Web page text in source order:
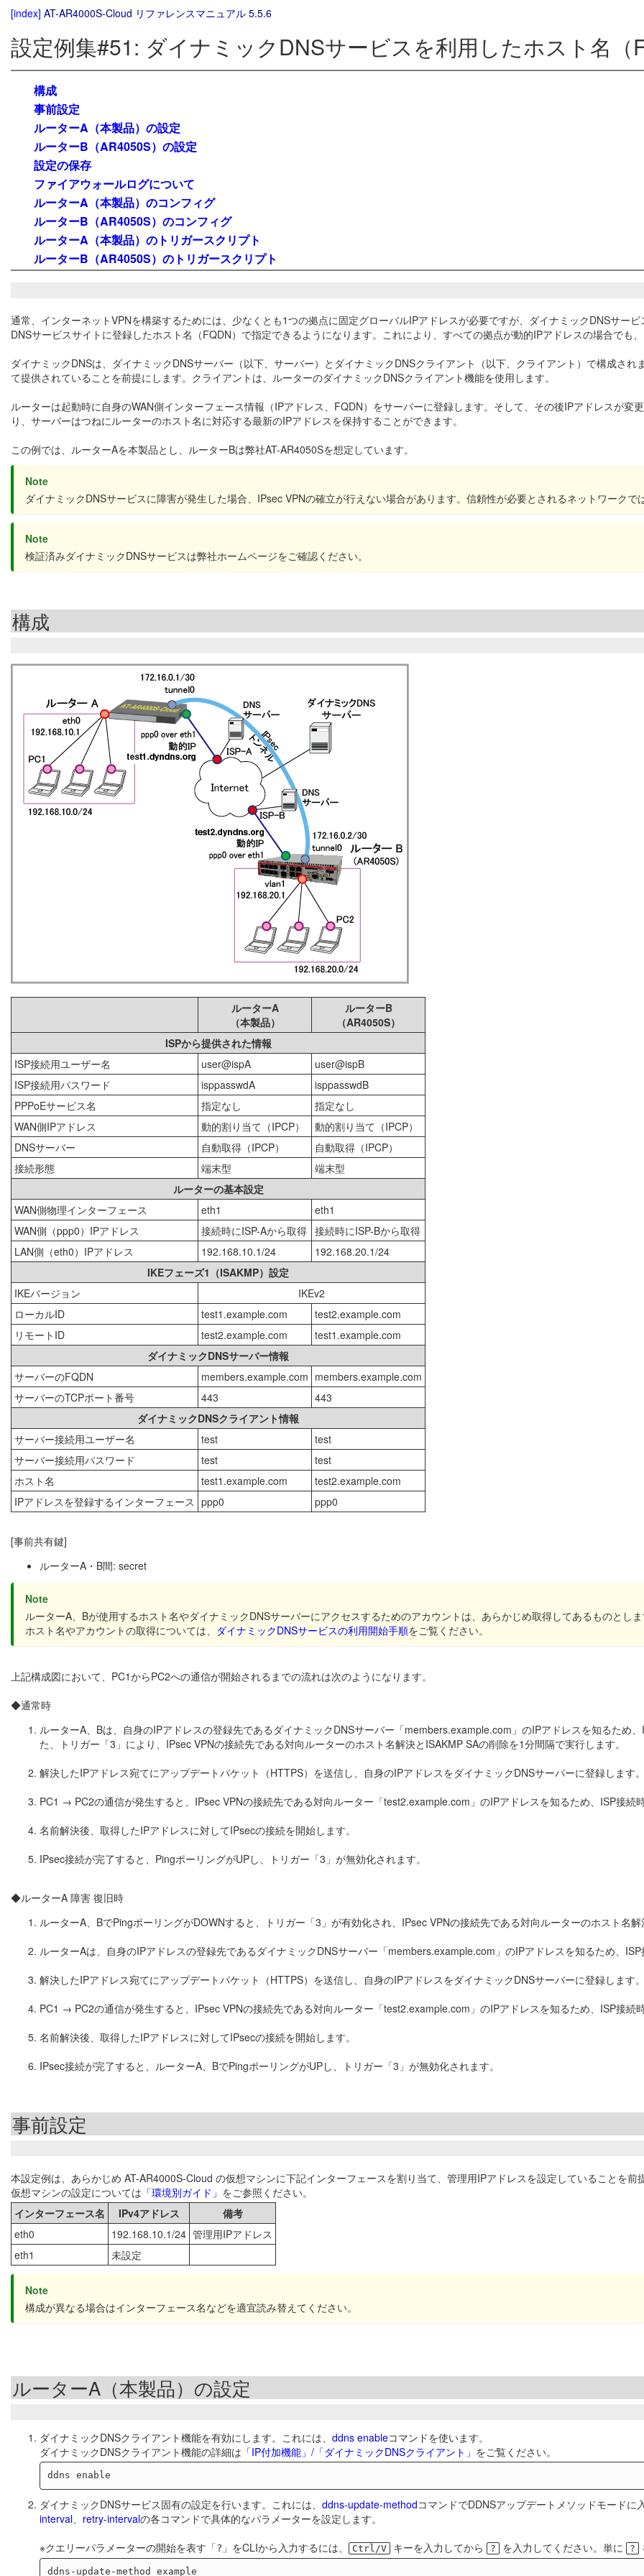
[index] AT-AR4000S-Cloud リファレンスマニュアル 5.5.6
設定例集#51: ダイナミックDNSサービスを利用したホスト名（
構成
事前設定
ルーターA（本製品）の設定
ルーターB（AR4050S）の設定
設定の保存
ファイアウォールログについて
ルーターA（本製品）のコンフィグ
ルーターB（AR4050S）のコンフィグ
ルーターA（本製品）のトリガースクリプト
ルーターB（AR4050S）のトリガースクリプト
通常、インターネットVPNを構築するためには、少なくとも1つの拠点に固定グローバルIPアドレスが必要ですが、ダイナミックDNSサー
DNSサービスサイトに登録したホスト名（FQDN）で指定できるようになります。これにより、すべての拠点が動的IPアドレスの場合でも
ダイナミックDNSは、ダイナミックDNSサーバー（以下、サーバー）とダイナミックDNSクライアント（以下、クライアント）で構成さ
て提供されていることを前提にします。クライアントは、ルーターのダイナミックDNSクライアント機能を使用します。
ルーターは起動時に自身のWAN側インターフェース情報（IPアドレス、FQDN）をサーバーに登録します。そして、その後IPアドレスが変
り、サーバーはつねにルーターのホスト名に対応する最新のIPアドレスを保持することができます。
この例では、ルーターAを本製品とし、ルーターBは弊社AT-AR4050Sを想定しています。
Note
ダイナミックDNSサービスに障害が発生した場合、IPsec VPNの確立が行えない場合があります。信頼性が必要とされるネットワークで
Note
検証済みダイナミックDNSサービスは弊社ホームページをご確認ください。
構成
ルーターA
（本製品）
ルーターB
（AR4050S）
ISPから提供された情報
ISP接続用ユーザー名
user@ispA
user@ispB
ISP接続用パスワード
isppasswdA
isppasswdB
PPPoEサービス名
指定なし
指定なし
WAN側IPアドレス
動的割り当て（IPCP）
動的割り当て（IPCP）
DNSサーバー
自動取得（IPCP）
自動取得（IPCP）
接続形態
端末型
端末型
ルーターの基本設定
WAN側物理インターフェース
eth1
eth1
WAN側（ppp0）IPアドレス
接続時にISP-Aから取得 接続時にISP-Bから取得
LAN側（eth0）IPアドレス
192.168.10.1/24
192.168.20.1/24
IKEフェーズ1（ISAKMP）設定
IKEバージョン
IKEv2
ローカルID
test1.example.com
test2.example.com
リモートID
test2.example.com
test1.example.com
ダイナミックDNSサーバー情報
サーバーのFQDN
members.example.com members.example.com
サーバーのTCPポート番号
443
443
ダイナミックDNSクライアント情報
サーバー接続用ユーザー名
test
test
サーバー接続用パスワード
test
test
ホスト名
test1.example.com
test2.example.com
IPアドレスを登録するインターフェース ppp0 ppp0
[事前共有鍵]
ルーターA・B間: secret
Note
ルーターA、Bが使用するホスト名やダイナミックDNSサーバーにアクセスするためのアカウントは、あらかじめ取得してあるものとしま
ホスト名やアカウントの取得については、 ダイナミックDNSサービスの利用開始手順をご覧ください。
上記構成図において、PC1からPC2への通信が開始されるまでの流れは次のようになります。
◆通常時
ルーターA、Bは、自身のIPアドレスの登録先であるダイナミックDNSサーバー「members.example.com」のIPアドレスを知るため
た、トリガー「3」により、IPsec VPNの接続先である対向ルーターのホスト名解決とISAKMP SAの削除を1分間隔で実行します。
解決したIPアドレス宛てにアップデートパケット（HTTPS）を送信し、自身のIPアドレスをダイナミックDNSサーバーに登録します。
PC1 → PC2の通信が発生すると、IPsec VPNの接続先である対向ルーター「test2.example.com」のIPアドレスを知るため、ISP接続
名前解決後、取得したIPアドレスに対してIPsecの接続を開始します。
IPsec接続が完了すると、PingポーリングがUPし、トリガー「3」が無効化されます。
◆ルーターA 障害 復旧時
ルーターA、BでPingポーリングがDOWNすると、トリガー「3」が有効化され、IPsec VPNの接続先である対向ルーターのホスト名解
ルーターAは、自身のIPアドレスの登録先であるダイナミックDNSサーバー「members.example.com」のIPアドレスを知るため、
解決したIPアドレス宛てにアップデートパケット（HTTPS）を送信し、自身のIPアドレスをダイナミックDNSサーバーに登録します。
PC1 → PC2の通信が発生すると、IPsec VPNの接続先である対向ルーター「test2.example.com」のIPアドレスを知るため、ISP接続
名前解決後、取得したIPアドレスに対してIPsecの接続を開始します。
IPsec接続が完了すると、ルーターA、BでPingポーリングがUPし、トリガー「3」が無効化されます。
事前設定
本設定例は、あらかじめ AT-AR4000S-Cloud の仮想マシンに下記インターフェースを割り当て、管理用IPアドレスを設定していることを前
仮想マシンの設定については 「環境別ガイド」 をご参照ください。
インターフェース名
IPv4アドレス
備考
eth0
192.168.10.1/24 管理用IPアドレス
eth1
未設定
Note
構成が異なる場合はインターフェース名などを適宜読み替えてください。
ルーターA（本製品）の設定
ダイナミックDNSクライアント機能を有効にします。これには、 ddns enableコマンドを使います。
ダイナミックDNSクライアント機能の詳細は 「IP付加機能」/「ダイナミックDNSクライアント」 をご覧ください。
ダイナミックDNSサービス固有の設定を行います。これには、 ddns-update-methodコマンドでDDNSアップデートメソッドモードに入
interval
retry-intervalの各コマンドで具体的なパラメーターを設定します。
※クエリーパラメーターの開始を表す「? 」をCLIから入力するには、 Ctrl/V キーを入力してから ? を入力してください。単に ?
ddns-update-method example